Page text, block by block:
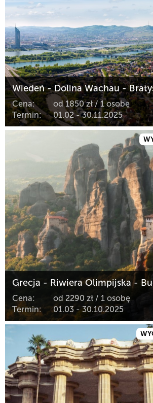
Wiedeń - Dolina Wachau -
Cena:
od 1850 zł / 1 osobę
Termin:
01.02 - 30.11.2025
Grecja - Riwiera Olimpijska -
Cena:
od 2290 zł / 1 osobę
Termin:
01.03 - 30.10.2025